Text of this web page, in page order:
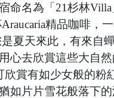
命名為「21杉林
精品咖啡
夏天來此，有來自
心去欣賞這些大自
賞有如少女般的
如片片雪花般落下